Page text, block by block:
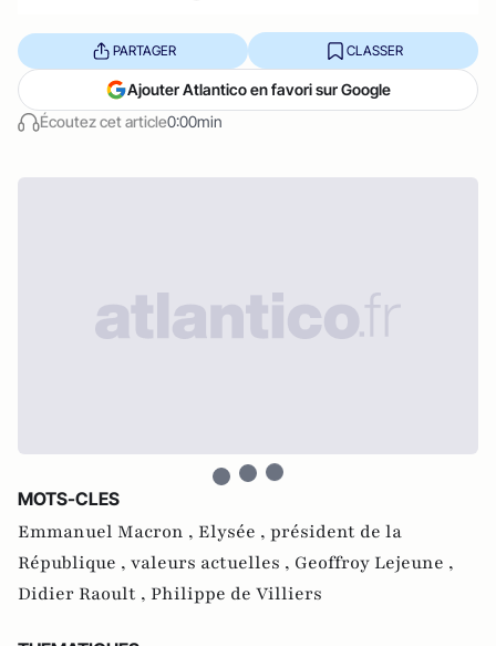
Écoutez cet article0:00min
PARTAGER CLASSER
Ajouter Atlantico en favori sur Google
MOTS-CLES
Emmanuel Macron , Elysée , président de la
République , valeurs actuelles , Geoffroy Lejeune ,
Didier Raoult , Philippe de Villiers